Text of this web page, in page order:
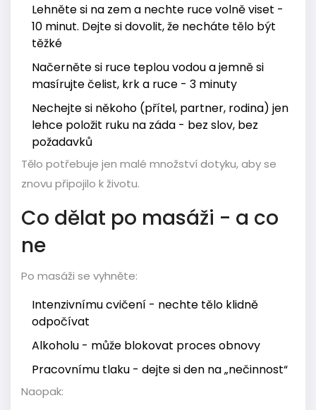
Lehněte si na zem a nechte ruce volně viset -
10 minut. Dejte si dovolit, že necháte tělo být
těžké
Načerněte si ruce teplou vodou a jemně si
masírujte čelist, krk a ruce - 3 minuty
Nechejte si někoho (přítel, partner, rodina) jen
lehce položit ruku na záda - bez slov, bez
požadavků
Tělo potřebuje jen malé množství dotyku, aby se
znovu připojilo k životu.
Co dělat po masáži - a co
ne
Po masáži se vyhněte:
Intenzivnímu cvičení - nechte tělo klidně
odpočívat
Alkoholu - může blokovat proces obnovy
Pracovnímu tlaku - dejte si den na „nečinnost“
Naopak: